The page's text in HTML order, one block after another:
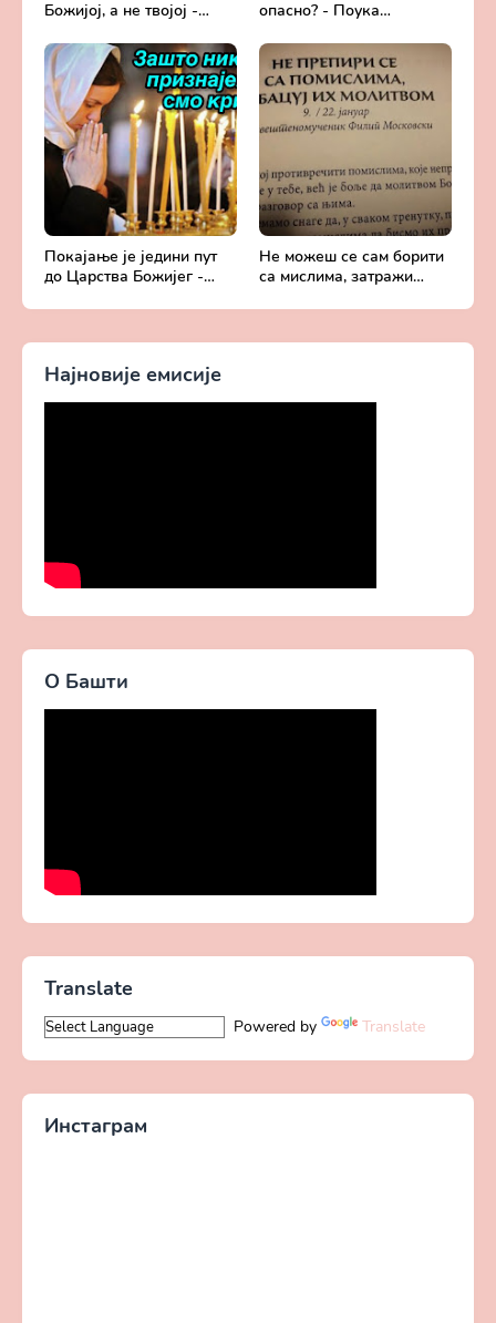
Божијој, а не твојој -
дан
опасно? - Поука
Карелина
Покајање је једини пут
до Царства Божијег -
без Христа
Не можеш се сам борити
са мислима, затражи
Добротољубље за сваки
Најновије емисије
О Башти
Translate
Powered by Translate
Инстаграм